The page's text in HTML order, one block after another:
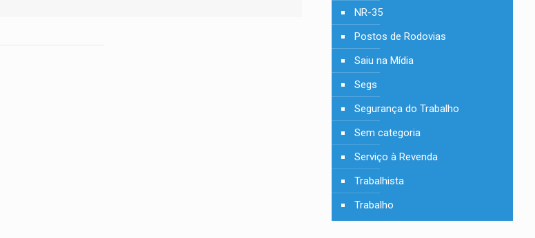
NR-35
Postos de Rodovias
Saiu na Mídia
Segs
Segurança do Trabalho
Sem categoria
Serviço à Revenda
Trabalhista
Trabalho